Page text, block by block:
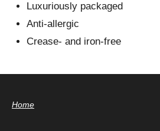
Luxuriously packaged
Anti-allergic
Crease- and iron-free
Home